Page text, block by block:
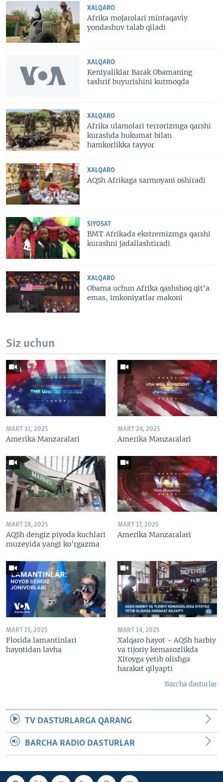
XALQARO
Afrika mojarolari mintaqaviy
yondashuv talab qiladi
XALQARO
Keniyaliklar Barak Obamaning
tashrif buyurishini kutmoqda
XALQARO
Afrika ulamolari terrorizmga qarshi
kurashda hukumat bilan
hamkorlikka tayyor
XALQARO
AQSh Afrikaga sarmoyani oshiradi
SIYOSAT
BMT Afrikada ekstremizmga qarshi
kurashni jadallashtiradi
XALQARO
Obama uchun Afrika qashshoq qit'a
emas, imkoniyatlar makoni
Siz uchun
MART 31, 2025
Amerika Manzaralari
MART 24, 2025
Amerika Manzaralari
MART 18, 2025
AQSh dengiz piyoda kuchlari
muzeyida yangi ko’rgazma
MART 17, 2025
Amerika Manzaralari
MART 15, 2025
Florida lamantinlari
hayotidan lavha
MART 14, 2025
Xalqaro hayot - AQSh harbiy
va tijoriy kemasozlikda
Xitoyga yetib olishga
harakat qilyapti
Barcha dasturlar
TV DASTURLARGA QARANG
BARCHA RADIO DASTURLAR